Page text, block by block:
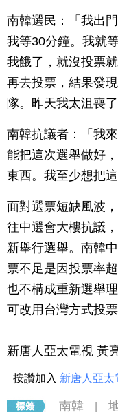
南韓選民：「我出
我等30分鐘。我就
我餓了，就沒投票
再去投票，結果發
隊。昨天我太沮喪
南韓抗議者：「我
能把這次選舉做好
東西。我至少想把
面對選票短缺風波
往中選會大樓抗議
新舉行選舉。南韓
票不足是因投票率
也不構成重新選舉
可改用台灣方式投
新唐人亞太電視 黃
按讚加入 新唐人亞太
南韓